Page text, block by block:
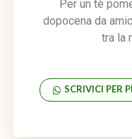
Per un tè
dopocena da
tra la
SCRIVICI PER